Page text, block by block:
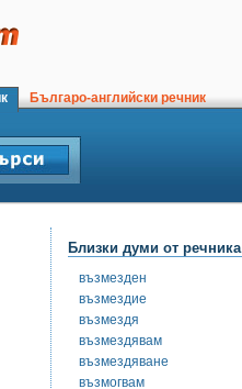
Българо-английски речник
Близки думи от речника
възмезден
възмездие
възмездя
възмездявам
възмездяване
възмогвам